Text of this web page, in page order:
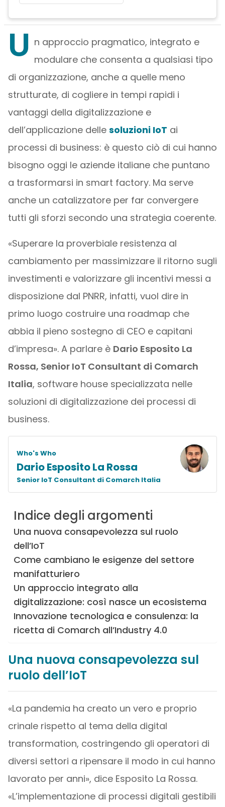
U n approccio pragmatico, integrato e
modulare che consenta a qualsiasi tipo
di organizzazione, anche a quelle meno
strutturate, di cogliere in tempi rapidi i
vantaggi della digitalizzazione e
dell’applicazione delle soluzioni IoT ai
processi di business: è questo ciò di cui hanno
bisogno oggi le aziende italiane che puntano
a trasformarsi in smart factory. Ma serve
anche un catalizzatore per far convergere
tutti gli sforzi secondo una strategia coerente.
«Superare la proverbiale resistenza al
cambiamento per massimizzare il ritorno sugli
investimenti e valorizzare gli incentivi messi a
disposizione dal PNRR, infatti, vuol dire in
primo luogo costruire una roadmap che
abbia il pieno sostegno di CEO e capitani
d’impresa». A parlare è Dario Esposito La
Rossa, Senior IoT Consultant di Comarch
Italia, software house specializzata nelle
soluzioni di digitalizzazione dei processi di
business.
Who's Who
Dario Esposito La Rossa
Senior IoT Consultant di Comarch Italia
Indice degli argomenti
Una nuova consapevolezza sul ruolo
dell’IoT
Come cambiano le esigenze del settore
manifatturiero
Un approccio integrato alla
digitalizzazione: così nasce un ecosistema
Innovazione tecnologica e consulenza: la
ricetta di Comarch all’Industry 4.0
Una nuova consapevolezza sul
ruolo dell’IoT
«La pandemia ha creato un vero e proprio
crinale rispetto al tema della digital
transformation, costringendo gli operatori di
diversi settori a ripensare il modo in cui hanno
lavorato per anni», dice Esposito La Rossa.
«L’implementazione di processi digitali gestibili